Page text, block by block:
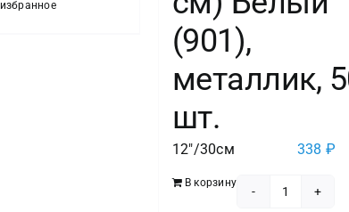
избранное
(901),
металлик,
шт.
12"/30см 338 ₽
В корзину